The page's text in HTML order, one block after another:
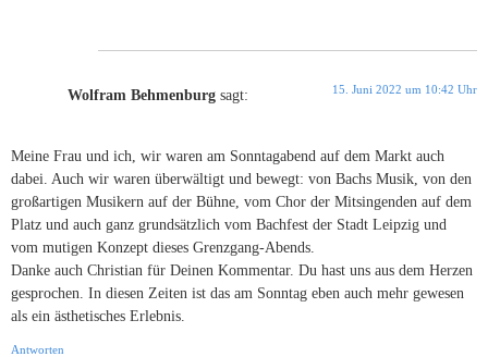
Wolfram Behmenburg sagt: 15. Juni 2022 um 10:42 Uhr
Meine Frau und ich, wir waren am Sonntagabend auf dem Markt auch
dabei. Auch wir waren überwältigt und bewegt: von Bachs Musik, von den
großartigen Musikern auf der Bühne, vom Chor der Mitsingenden auf dem
Platz und auch ganz grundsätzlich vom Bachfest der Stadt Leipzig und
vom mutigen Konzept dieses Grenzgang-Abends.
Danke auch Christian für Deinen Kommentar. Du hast uns aus dem Herzen
gesprochen. In diesen Zeiten ist das am Sonntag eben auch mehr gewesen
als ein ästhetisches Erlebnis.
Antworten